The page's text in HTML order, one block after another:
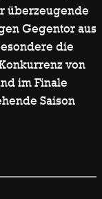
überzeugende
Gegentor aus
die
von
im Finale
Saison